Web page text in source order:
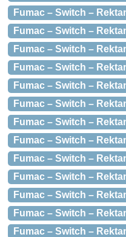
Fumac – Switch –
Fumac – Switch –
Fumac – Switch –
Fumac – Switch –
Fumac – Switch –
Fumac – Switch –
Fumac – Switch –
Fumac – Switch –
Fumac – Switch –
Fumac – Switch –
Fumac – Switch –
Fumac – Switch –
Fumac – Switch –